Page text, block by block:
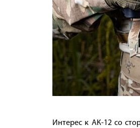
Интерес к АК-12 со